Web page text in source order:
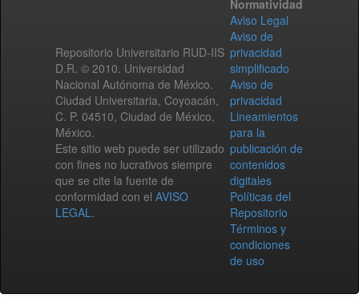
Repositorio Universitario RUD-IIS
D.R. © 2010. Universidad
Nacional Autónoma de México.
Ciudad Universitaria, Coyoacán,
C. P. 04510, Ciudad de México,
México.
Este sitio web puede ser utilizado
con fines no lucrativos siempre
que se cite la fuente de
conformidad con el AVISO
LEGAL.
Normatividad
Aviso Legal
Aviso de
privacidad
simplificado
Aviso de
privacidad
Lineamientos
para la
publicación de
contenidos
digitales
Políticas del
Repositorio
Términos y
condiciones
de uso